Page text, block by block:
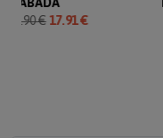
19.90 €17.91 €